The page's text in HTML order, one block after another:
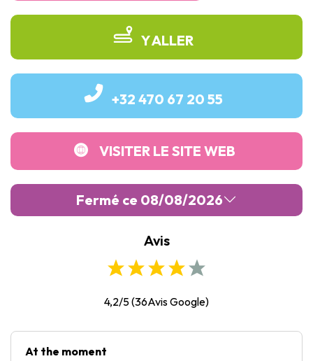
Y ALLER
+32 470 67 20 55
VISITER LE SITE WEB
Fermé ce 08/08/2026
16:30
Vendredi :10:00
Avis
4,2/5(36Avis Google)
At the moment